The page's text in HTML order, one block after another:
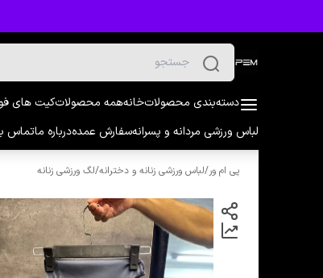
دسته‌بندی محصولاتخانههمه محصولاتکیت های
لباس ورزشی مردانه و پسرانهسفارش عمدهدرباره ماتماس
پی ام ور/لباس ورزشی زنانه و دخترانه/لگ ورزشی زنانه